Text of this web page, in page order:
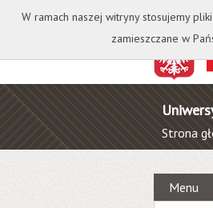
Strona
Menu
W ramach naszej witryny stosujemy
zamieszczane w